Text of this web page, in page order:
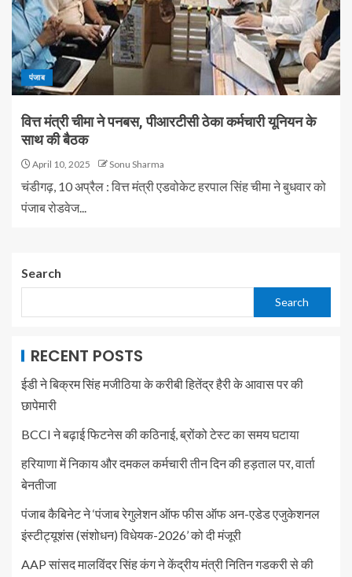
पंजाब
वित्त मंत्री चीमा ने पनबस, पीआरटीसी ठेका कर्मचारी यूनियन के
साथ की बैठक
April 10, 2025 Sonu Sharma
चंडीगढ़, 10 अप्रैल : वित्त मंत्री एडवोकेट हरपाल सिंह चीमा ने बुधवार को
पंजाब रोडवेज...
Search
Search
RECENT POSTS
ईडी ने बिक्रम सिंह मजीठिया के करीबी हितेंद्र हैरी के आवास पर की
छापेमारी
BCCI ने बढ़ाई फिटनेस की कठिनाई, ब्रोंको टेस्ट का समय घटाया
हरियाणा में निकाय और दमकल कर्मचारी तीन दिन की हड़ताल पर, वार्ता
बेनतीजा
पंजाब कैबिनेट ने ‘पंजाब रेगुलेशन ऑफ फीस ऑफ अन-एडेड एजुकेशनल
इंस्टीट्यूशंस (संशोधन) विधेयक-2026’ को दी मंजूरी
AAP सांसद मालविंदर सिंह कंग ने केंद्रीय मंत्री नितिन गडकरी से की